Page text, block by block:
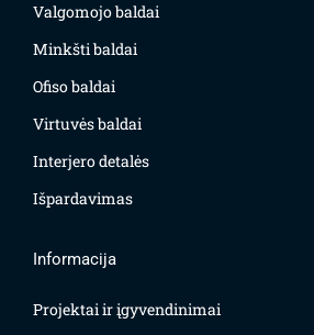
Valgomojo baldai
Minkšti baldai
Ofiso baldai
Virtuvės baldai
Interjero detalės
Išpardavimas
Informacija
Projektai ir įgyvendinimai